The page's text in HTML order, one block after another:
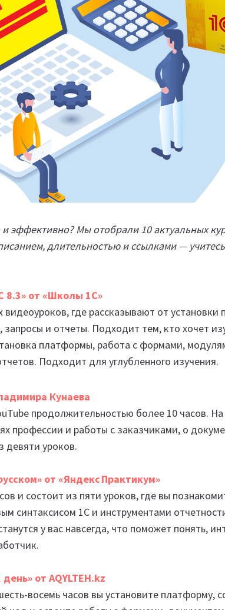
и эффективно? Мы отобрали 10 актуальных
длительностью и ссылками —
8.3» от «Школы 1С»
видеоуроков, где рассказывают от
и отчеты. Подходит тем, кто хочет
платформы, работа с формами,
Подходит для углубленного изучения.
Кунаева
продолжительностью более 10 часов. На
профессии и работы с заказчиками, о
девяти уроков.
от «Яндекс Практикум»
и состоит из пяти уроков, где вы
синтаксисом 1С и инструментами
у вас навсегда, что поможет понять,
от AQYLTEH.kz
восемь часов вы установите платформу,